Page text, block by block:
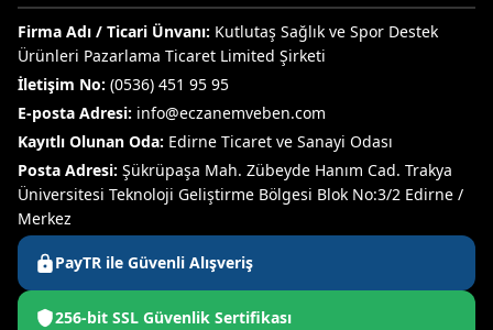
Firma Adı / Ticari Ünvanı: Kutlutaş Sağlık ve Spor Destek
Ürünleri Pazarlama Ticaret Limited Şirketi
İletişim No: (0536) 451 95 95
E-posta Adresi: info@eczanemveben.com
Kayıtlı Olunan Oda: Edirne Ticaret ve Sanayi Odası
Posta Adresi: Şükrüpaşa Mah. Zübeyde Hanım Cad. Trakya
Üniversitesi Teknoloji Geliştirme Bölgesi Blok No:3/2 Edirne /
Merkez
PayTR ile Güvenli Alışveriş
256-bit SSL Güvenlik Sertifikası